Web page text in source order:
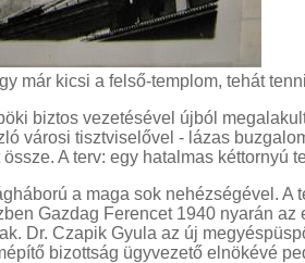
már kicsi a felső-templom, tehát
biztos vezetésével újból
városi tisztviselővel - lázas
A terv: egy hatalmas kéttornyú
a maga sok nehézségével.
Gazdag Ferencet 1940 nyarán
Dr. Czapik Gyula az új
bizottság ügyvezető elnökévé